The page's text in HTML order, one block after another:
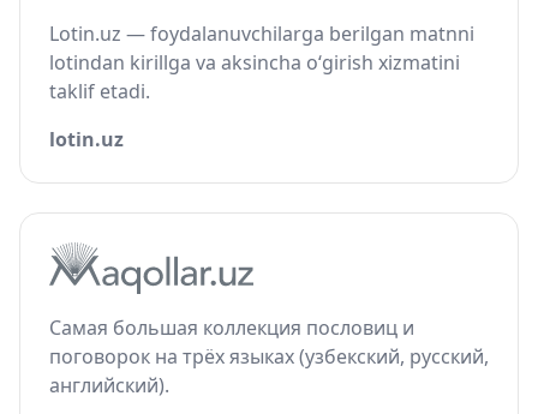
Lotin.uz — foydalanuvchilarga berilgan matnni
lotindan kirillga va aksincha o‘girish xizmatini
taklif etadi.
lotin.uz
Самая большая коллекция пословиц и
поговорок на трёх языках (узбекский, русский,
английский).